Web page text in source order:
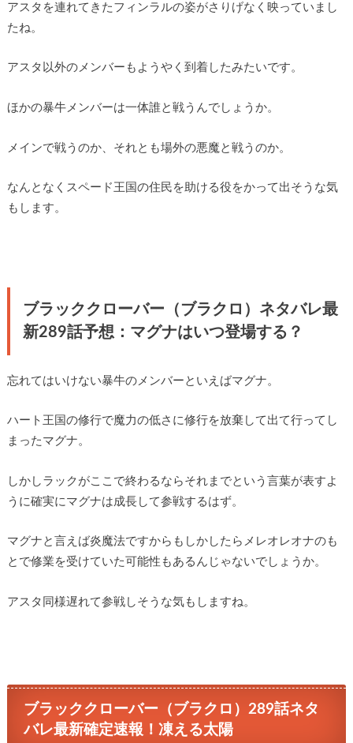
アスタを連れてきたフィンラルの姿がさりげなく映っていまし
たね。
アスタ以外のメンバーもようやく到着したみたいです。
ほかの暴牛メンバーは一体誰と戦うんでしょうか。
メインで戦うのか、それとも場外の悪魔と戦うのか。
なんとなくスペード王国の住民を助ける役をかって出そうな気
もします。
ブラッククローバー（ブラクロ）ネタバレ最
新289話予想：マグナはいつ登場する？
忘れてはいけない暴牛のメンバーといえばマグナ。
ハート王国の修行で魔力の低さに修行を放棄して出て行ってし
まったマグナ。
しかしラックがここで終わるならそれまでという言葉が表すよ
うに確実にマグナは成長して参戦するはず。
マグナと言えば炎魔法ですからもしかしたらメレオレオナのも
とで修業を受けていた可能性もあるんじゃないでしょうか。
アスタ同様遅れて参戦しそうな気もしますね。
ブラッククローバー（ブラクロ）289話ネタ
バレ最新確定速報！凍える太陽